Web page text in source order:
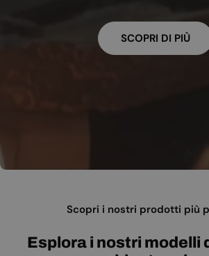
SCOPRI DI PIÙ
Scopri i nostri prodotti più
Esplora i nostri modelli